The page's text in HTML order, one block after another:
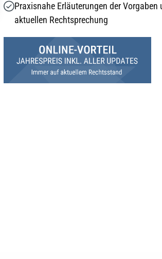
Praxisnahe Erläuterungen der Vorgaben
aktuellen Rechtsprechung